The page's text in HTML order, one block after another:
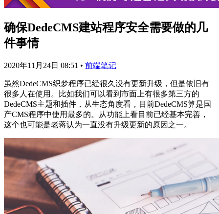
确保DedeCMS建站程序安全需要做的几
件事情
2020年11月24日 08:51 • 前端笔记
虽然DedeCMS织梦程序已经很久没有更新升级，但是依旧有
很多人在使用。比如我们可以看到市面上有很多第三方的
DedeCMS主题和插件，从生态角度看，目前DedeCMS算是国
产CMS程序中使用最多的。从功能上看目前已经基本完善，
这个也可能是老蒋认为一直没有升级更新的原因之一。